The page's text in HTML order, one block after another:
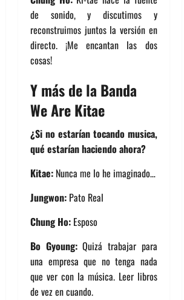
de sonido, y discutimos y
reconstruimos juntos la versión en
directo. ¡Me encantan las dos
cosas!
Y más de la Banda
We Are Kitae
¿Si no estarían tocando musica,
qué estarían haciendo ahora?
Kitae: Nunca me lo he imaginado…
Jungwon: Pato Real
Chung Ho: Esposo
Bo Gyoung:Quizá trabajar para
una empresa que no tenga nada
que ver con la música. Leer libros
de vez en cuando.